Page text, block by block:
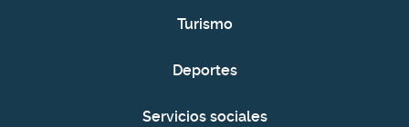
Turismo
Deportes
Servicios sociales